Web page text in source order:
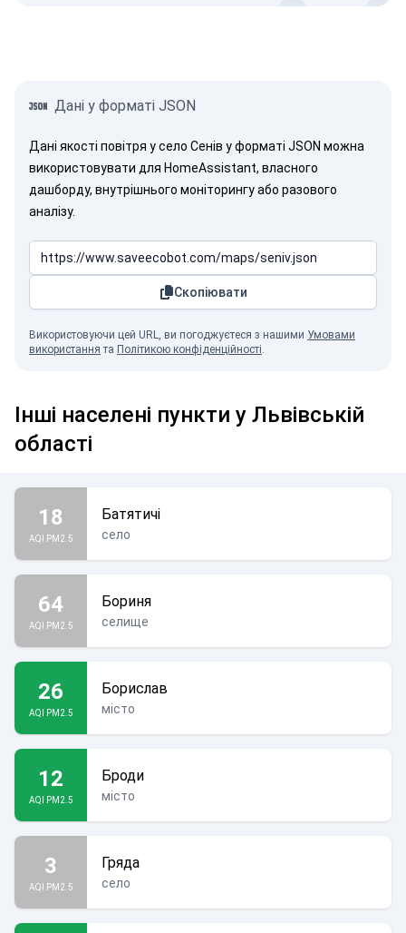
Дані у форматі JSON
Дані якості повітря у село Сенів у форматі JSON можна
використовувати для HomeAssistant, власного
дашборду, внутрішнього моніторингу або разового
аналізу.
Скопіювати
Використовуючи цей URL, ви погоджуєтеся з нашими Умовами
використання та Політикою конфіденційності.
Інші населені пункти у Львівській
області
18
AQI PM2.5
Батятичі
село
64
AQI PM2.5
Бориня
селище
26
AQI PM2.5
Борислав
місто
12
AQI PM2.5
Броди
місто
3
AQI PM2.5
Гряда
село